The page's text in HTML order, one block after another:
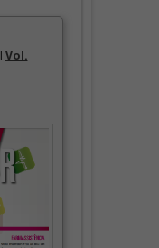
Vol.